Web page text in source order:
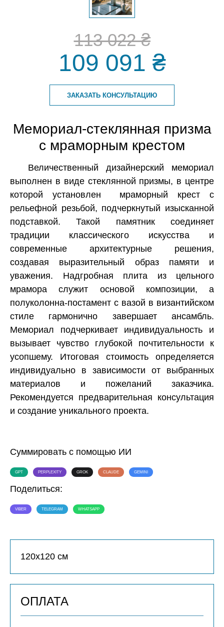
113 022 ₴
109 091 ₴
ЗАКАЗАТЬ КОНСУЛЬТАЦИЮ
Мемориал-стеклянная призма
с мраморным крестом
Величественный дизайнерский мемориал
выполнен в виде стеклянной призмы, в центре
которой установлен мраморный крест с
рельефной резьбой, подчеркнутый изысканной
подставкой. Такой памятник соединяет
традиции классического искусства и
современные архитектурные решения,
создавая выразительный образ памяти и
уважения. Надгробная плита из цельного
мрамора служит основой композиции, а
полуколонна-постамент с вазой в византийском
стиле гармонично завершает ансамбль.
Мемориал подчеркивает индивидуальность и
вызывает чувство глубокой почтительности к
усопшему. Итоговая стоимость определяется
индивидуально в зависимости от выбранных
материалов и пожеланий заказчика.
Рекомендуется предварительная консультация
и создание уникального проекта.
Суммировать с помощью ИИ
GPT PERPLEXITY GROK CLAUDE GEMINI
Поделиться:
VIBER TELEGRAM WHATSAPP
120х120 см
ОПЛАТА